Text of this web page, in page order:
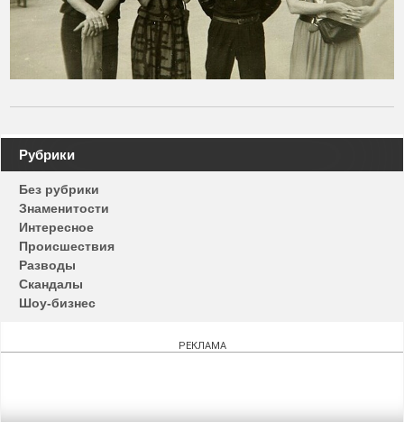
Навигация
по
записям
Рубрики
Без рубрики
Знаменитости
Интересное
Происшествия
Разводы
Скандалы
Шоу-бизнес
РЕКЛАМА